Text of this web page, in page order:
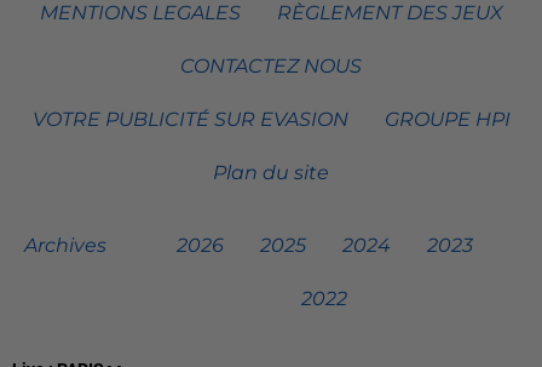
MENTIONS LEGALES RÈGLEMENT DES JEUX
CONTACTEZ NOUS
VOTRE PUBLICITÉ SUR EVASION GROUPE HPI
Plan du site
Archives 2026 2025 2024 2023
2022